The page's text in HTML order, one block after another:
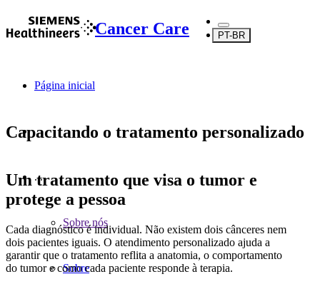
Cancer Care PT-BR
Página inicial
...
Sobre nós
Sobre
Capacitando o tratamento personalizado
Um tratamento que visa o tumor e
protege a pessoa
Cada diagnóstico é individual. Não existem dois cânceres nem
dois pacientes iguais. O atendimento personalizado ajuda a
garantir que o tratamento reflita a anatomia, o comportamento
do tumor e como cada paciente responde à terapia.